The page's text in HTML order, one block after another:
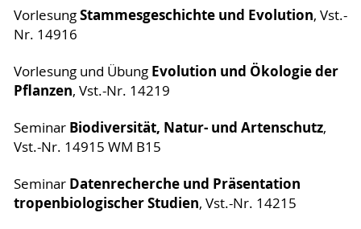
VorlesungStammesgeschichte und Evolution, Vst.-
Nr. 14916
Vorlesung und ÜbungEvolution und Ökologie der
Pflanzen, Vst.-Nr. 14219
Seminar Biodiversität, Natur- und Artenschutz,
Vst.-Nr. 14915 WM B15
Seminar Datenrecherche und Präsentation
tropenbiologischer Studien, Vst.-Nr. 14215